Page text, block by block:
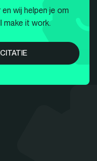
wij helpen je om
make it work.